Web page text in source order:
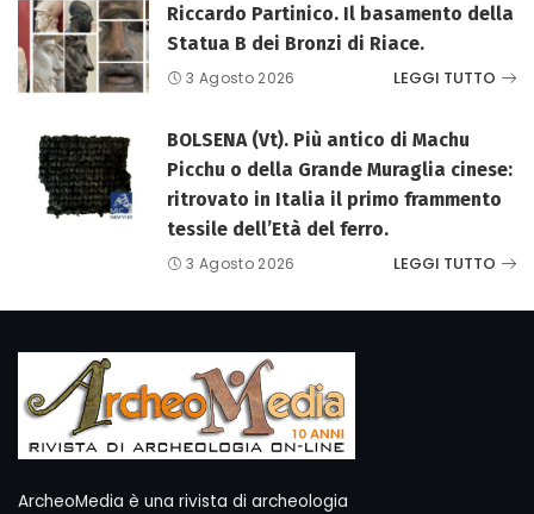
Riccardo Partinico. Il basamento della
Statua B dei Bronzi di Riace.
3 Agosto 2026 LEGGI TUTTO
BOLSENA (Vt). Più antico di Machu
Picchu o della Grande Muraglia cinese:
ritrovato in Italia il primo frammento
tessile dell’Età del ferro.
3 Agosto 2026 LEGGI TUTTO
ArcheoMedia è una rivista di archeologia